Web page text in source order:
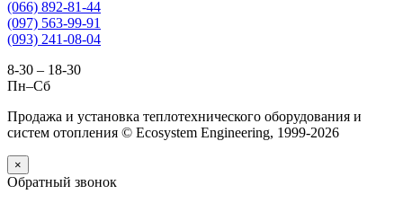
(066) 892-81-44
(097) 563-99-91
(093) 241-08-04
8-30 – 18-30
Пн–Сб
Продажа и установка теплотехнического оборудования и
систем отопления © Ecosystem Engineering, 1999-2026
×
Обратный звонок